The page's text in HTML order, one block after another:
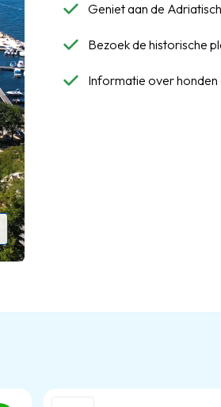
Geniet aan de
Bezoek de historische
Informatie over